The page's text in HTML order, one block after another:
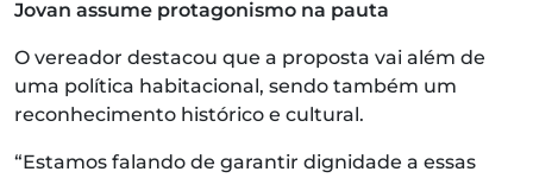
Jovan assume protagonismo na pauta
O vereador destacou que a proposta vai além de
uma política habitacional, sendo também um
reconhecimento histórico e cultural.
“Estamos falando de garantir dignidade a essas